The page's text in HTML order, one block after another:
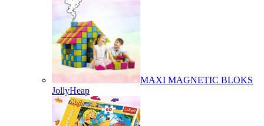
MAXI MAGNETIC BLOKS
JollyHeap